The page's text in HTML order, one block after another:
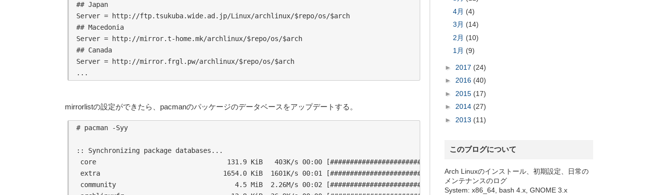
## Japan
Server = http://ftp.tsukuba.wide.ad.jp/Linux/archlinux/$repo/os/$arch
## Macedonia
Server = http://mirror.t-home.mk/archlinux/$repo/os/$arch
## Canada
Server = http://mirror.frgl.pw/archlinux/$repo/os/$arch
mirrorlistの設定ができたら、pacmanのパッケージのデータベースをアップデートする。
# pacman -Syy
:: Synchronizing package databases...
core                                 131.9 KiB   403K/s 00:00 [##################################] 100%
extra                               1654.0 KiB  1601K/s 00:01 [##################################] 100%
community                              4.5 MiB  2.26M/s 00:02 [##################################] 100%
4月 (4)
3月 (14)
2月 (10)
1月 (9)
► 2017 (24)
► 2016 (40)
► 2015 (17)
► 2014 (27)
► 2013 (11)
このブログについて
Arch Linuxのインストール、初期設定、日常の
メンテナンスのログ
System: x86_64, bash 4.x, GNOME 3.x